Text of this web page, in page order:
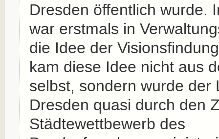
Dresden öffentlich wurde.
war erstmals in
die Idee der
kam diese Idee nicht aus
selbst, sondern wurde der
Dresden quasi durch den
Städtewettbewerb des